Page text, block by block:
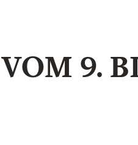
9.